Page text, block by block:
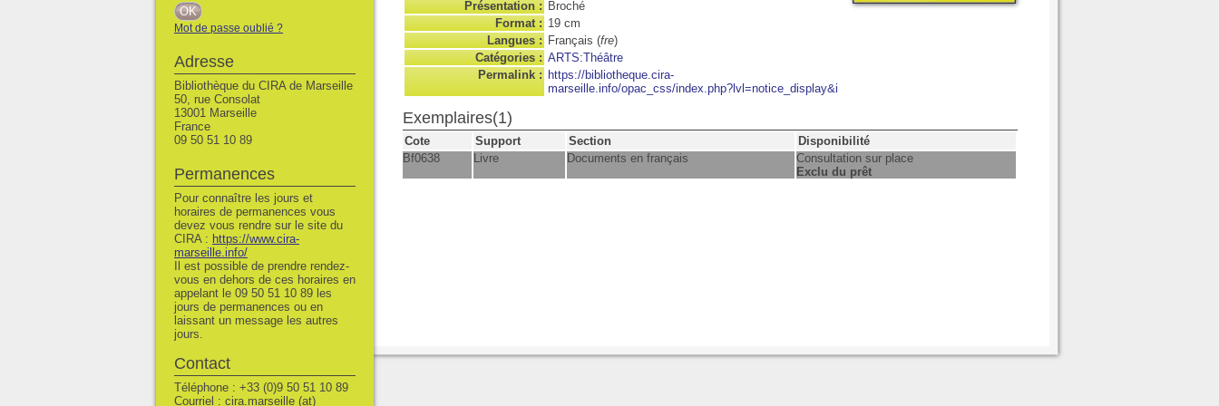
Présentation : Broché
Format : 19 cm
Langues : Français (fre)
Catégories : ARTS:Théâtre
Permalink : https://bibliotheque.cira-
marseille.info/opac_css/index.php?lvl=notice_display&i
Exemplaires(1)
Cote Support Section
Disponibilité
Bf0638
Livre Documents en français
Consultation sur place
Exclu du prêt
Mot de passe oublié ?
Adresse
Bibliothèque du CIRA de Marseille
50, rue Consolat
13001 Marseille
France
09 50 51 10 89
Permanences
Pour connaître les jours et
horaires de permanences vous
devez vous rendre sur le site du
CIRA : https://www.cira-
marseille.info/
Il est possible de prendre rendez-
vous en dehors de ces horaires en
appelant le 09 50 51 10 89 les
jours de permanences ou en
laissant un message les autres
jours.
Contact
Téléphone : +33 (0)9 50 51 10 89
Courriel : cira.marseille (at)